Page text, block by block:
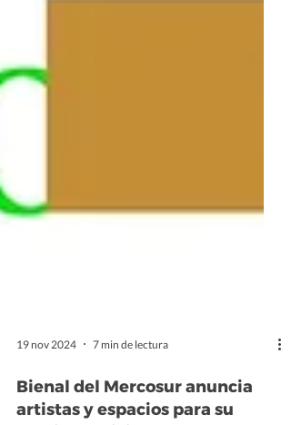
19 nov 2024 7 min de lectura